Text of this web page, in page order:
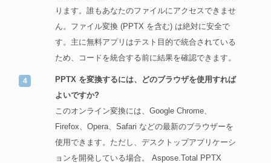
ります。誰もあなたのファイルにアクセスできませ
ん。ファイル変換 (PPTX を含む) は絶対に安全で
す。主に無料アプリはテスト目的で統合されている
ため、コードを統合する前に結果を確認できます。
PPTX を変換するには、どのブラウザを使用すれば
よいですか?
このオンライン変換には、Google Chrome、
Firefox、Opera、Safari などの最新のブラウザーを
使用できます。ただし、デスクトップアプリケーシ
ョンを開発している場合。 Aspose.Total PPTX